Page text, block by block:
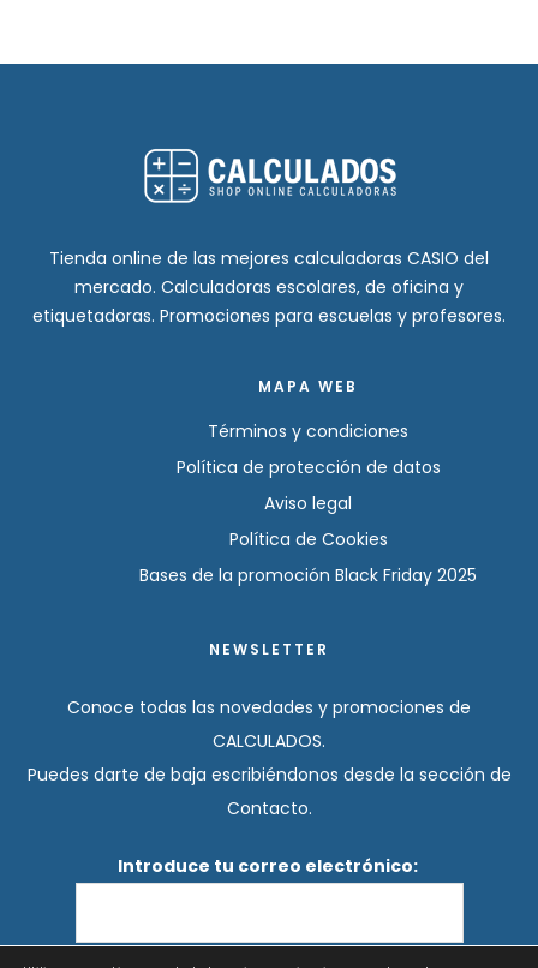
Tienda online de las mejores calculadoras CASIO del
mercado. Calculadoras escolares, de oficina y
etiquetadoras. Promociones para escuelas y profesores.
MAPA WEB
Términos y condiciones
Política de protección de datos
Aviso legal
Política de Cookies
Bases de la promoción Black Friday 2025
NEWSLETTER
Conoce todas las novedades y promociones de
CALCULADOS.
Puedes darte de baja escribiéndonos desde la sección de
Contacto.
Introduce tu correo electrónico: